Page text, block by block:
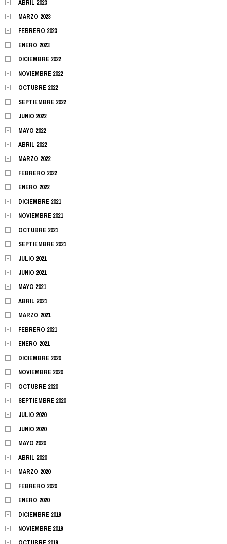
ABRIL 2023
MARZO 2023
FEBRERO 2023
ENERO 2023
DICIEMBRE 2022
NOVIEMBRE 2022
OCTUBRE 2022
SEPTIEMBRE 2022
JUNIO 2022
MAYO 2022
ABRIL 2022
MARZO 2022
FEBRERO 2022
ENERO 2022
DICIEMBRE 2021
NOVIEMBRE 2021
OCTUBRE 2021
SEPTIEMBRE 2021
JULIO 2021
JUNIO 2021
MAYO 2021
ABRIL 2021
MARZO 2021
FEBRERO 2021
ENERO 2021
DICIEMBRE 2020
NOVIEMBRE 2020
OCTUBRE 2020
SEPTIEMBRE 2020
JULIO 2020
JUNIO 2020
MAYO 2020
ABRIL 2020
MARZO 2020
FEBRERO 2020
ENERO 2020
DICIEMBRE 2019
NOVIEMBRE 2019